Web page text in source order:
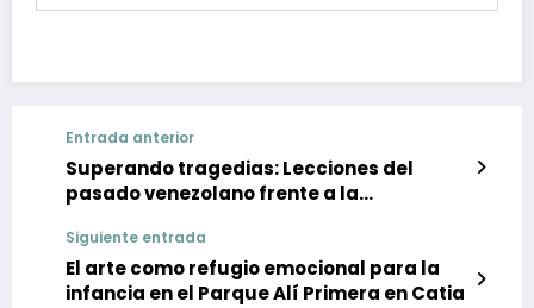
Entrada anterior
Superando tragedias: Lecciones del
pasado venezolano frente a la
Siguiente entrada
El arte como refugio emocional para la
infancia en el Parque Alí Primera en Catia